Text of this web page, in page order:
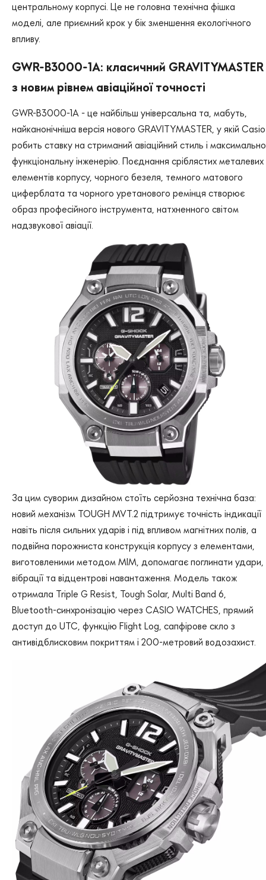
центральному корпусі. Це не головна технічна фішка
моделі, але приємний крок у бік зменшення екологічного
впливу.
GWR-B3000-1A: класичний GRAVITYMASTER
з новим рівнем авіаційної точності
GWR-B3000-1A - це найбільш універсальна та, мабуть,
найканонічніша версія нового GRAVITYMASTER, у якій Casio
робить ставку на стриманий авіаційний стиль і максимально
функціональну інженерію. Поєднання сріблястих металевих
елементів корпусу, чорного безеля, темного матового
циферблата та чорного уретанового ремінця створює
образ професійного інструмента, натхненного світом
надзвукової авіації.
За цим суворим дизайном стоїть серйозна технічна база:
новий механізм TOUGH MVT.2 підтримує точність індикації
навіть після сильних ударів і під впливом магнітних полів, а
подвійна порожниста конструкція корпусу з елементами,
виготовленими методом MIM, допомагає поглинати удари,
вібрації та відцентрові навантаження. Модель також
отримала Triple G Resist, Tough Solar, Multi Band 6,
Bluetooth-синхронізацію через CASIO WATCHES, прямий
доступ до UTC, функцію Flight Log, сапфірове скло з
антивідблисковим покриттям і 200-метровий водозахист.